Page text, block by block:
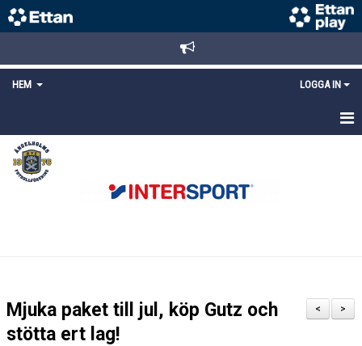
HEM LOGGA IN
STARTSIDA
NYHETER
LÄNKAR
>
<
Mjuka paket till jul, köp Gutz och
stötta ert lag!